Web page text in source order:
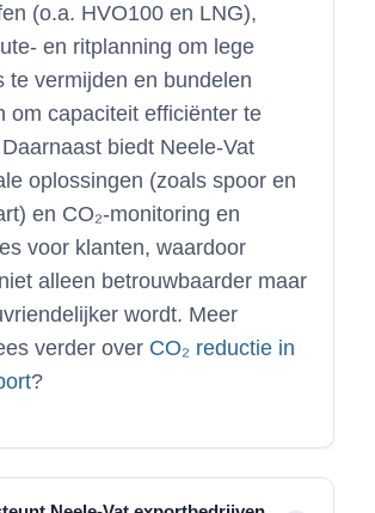
(o.a. HVO100 en LNG),
en ritplanning om lege
te vermijden en bundelen
om capaciteit efficiënter te
biedt Neele-Vat
oplossingen (zoals spoor en
en CO₂-monitoring en
voor klanten, waardoor
alleen betrouwbaarder maar
wordt. Meer
verder over CO₂ reductie in
?